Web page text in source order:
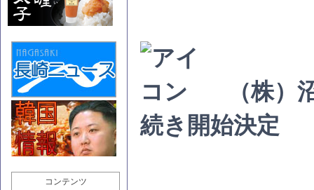
コンテンツ
（株）
続き開始決定